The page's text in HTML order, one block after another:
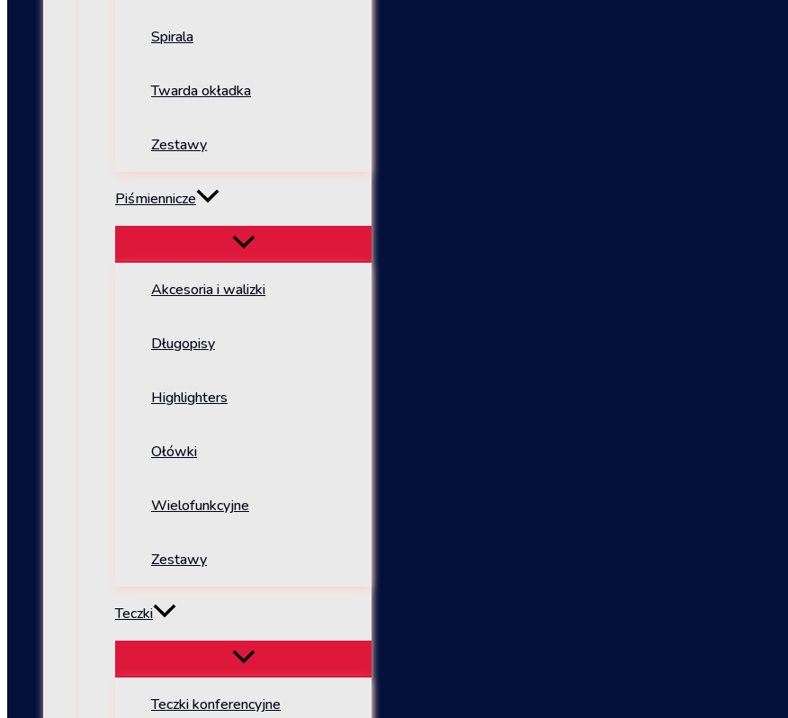
Spirala
Twarda okładka
Zestawy
Piśmiennicze
Akcesoria i walizki
Długopisy
Highlighters
Ołówki
Wielofunkcyjne
Zestawy
Teczki
Teczki konferencyjne